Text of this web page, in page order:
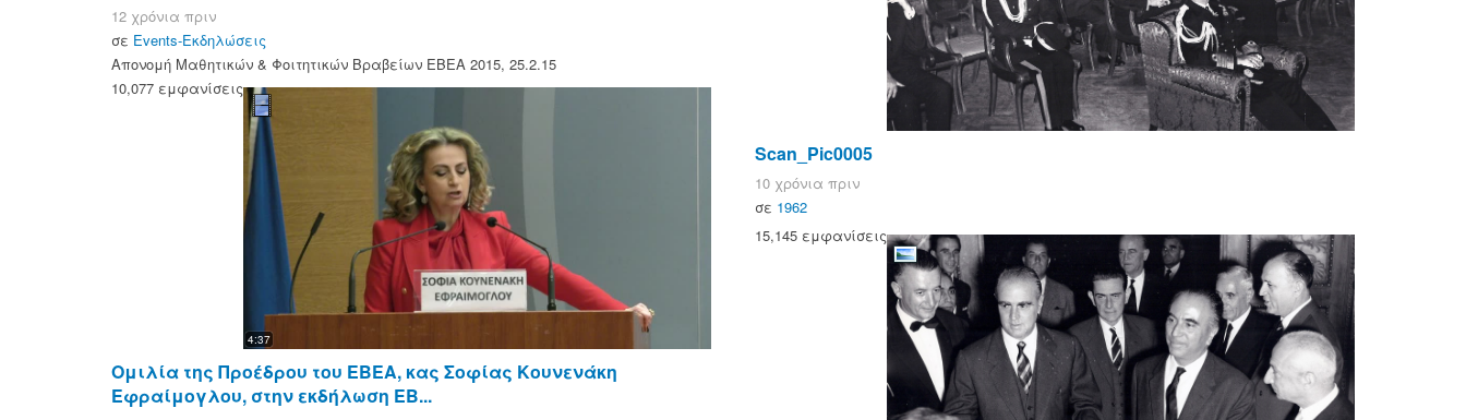
12 χρόνια πριν
σε Events-Εκδηλώσεις
Απονομή Μαθητικών & Φοιτητικών Βραβείων ΕΒΕΑ 2015, 25.2.15
10,077 εμφανίσεις
4:37
Ομιλία της Προέδρου του ΕΒΕΑ, κας Σοφίας Κουνενάκη
Εφραίμογλου, στην εκδήλωση ΕΒ...
Scan_Pic0005
10 χρόνια πριν
σε 1962
15,145 εμφανίσεις